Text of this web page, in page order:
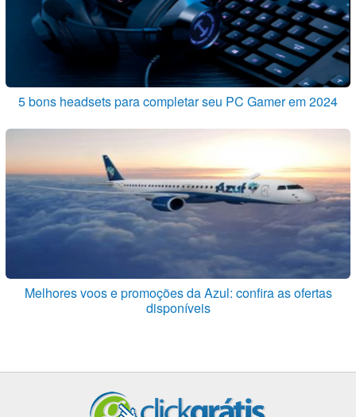
5 bons headsets para completar seu PC Gamer em 2024
Melhores voos e promoções da Azul: confira as ofertas
disponíveis